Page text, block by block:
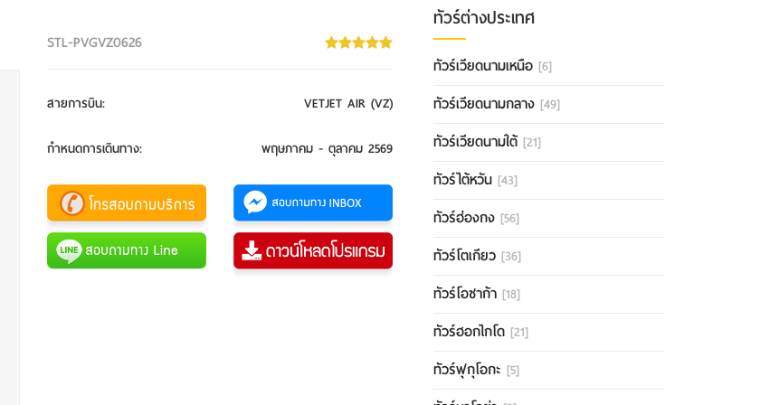
STL-PVGVZ0626
สายการบิน: VETJET AIR (VZ)
กำหนดการเดินทาง: พฤษภาคม - ตุลาคม 2569
ทัวร์ต่างประเทศ
ทัวร์เวียดนามเหนือ [6]
ทัวร์เวียดนามกลาง [49]
ทัวร์เวียดนามใต้ [21]
ทัวร์ไต้หวัน [43]
ทัวร์ฮ่องกง [56]
ทัวร์โตเกียว [36]
ทัวร์โอซาก้า [18]
ทัวร์ฮอกไกโด [21]
ทัวร์ฟุกุโอกะ [5]